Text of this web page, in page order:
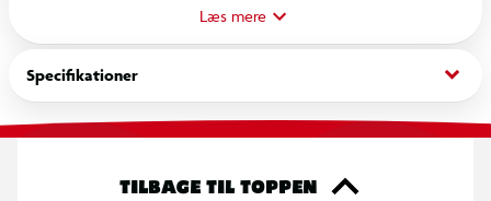
et let og legende udtryk, der passer perfekt til solrige dage og
afslappede øjeblikke. Toppen giver din bamse en varm
sommerstemning og et look, der føles både sjovt og stilfuldt.
T-shirten fungerer perfekt sammen med shorts, nederdele
eller andet sommertøj og gør det nemt at skabe et
Perfekt til at give din Build-A-Bear et friskt og strandinspireret
Læs mere
Specifikationer keyboard_arrow_down
TILBAGE TIL TOPPEN